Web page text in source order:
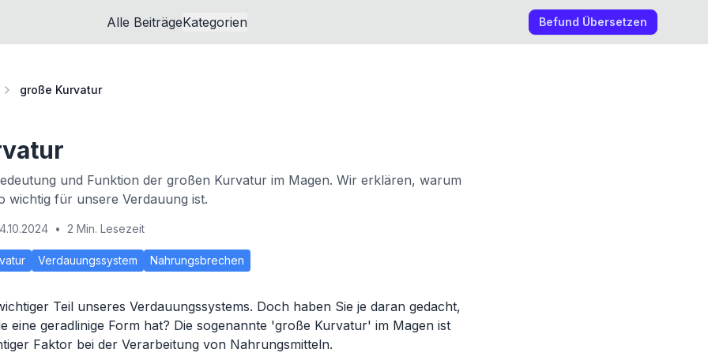
Alle BeiträgeKategorien Befund Übersetzen
große Kurvatur
und Funktion der großen Kurvatur im Magen. Wir erklären, warum
wichtig für unsere Verdauung ist.
• 2 Min. Lesezeit
Verdauungssystem Nahrungsbrechen
Teil unseres Verdauungssystems. Doch haben Sie je daran gedacht,
eine geradlinige Form hat? Die sogenannte 'große Kurvatur' im Magen ist
Faktor bei der Verarbeitung von Nahrungsmitteln.